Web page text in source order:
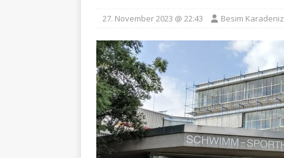
27. November 2023 @ 22:43 Besim Karadeniz